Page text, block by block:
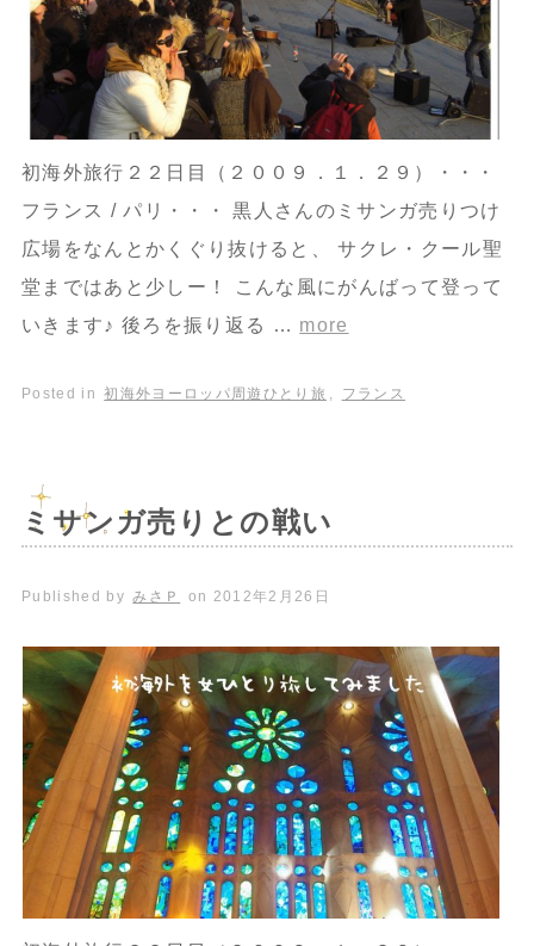
初海外旅行２２日目（２００９．１．２９）・・・
フランス / パリ・・・ 黒人さんのミサンガ売りつけ
広場をなんとかくぐり抜けると、 サクレ・クール聖
堂まではあと少しー！ こんな風にがんばって登って
いきます♪ 後ろを振り返る … more
Posted in 初海外ヨーロッパ周遊ひとり旅 フランス
ミサンガ売りとの戦い
Published by みさＰ on 2012年2月26日